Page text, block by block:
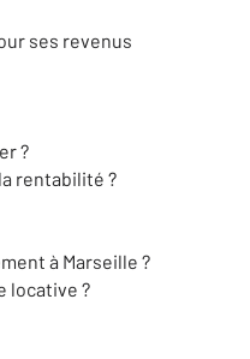
ses revenus
?
rentabilité ?
à Marseille ?
locative ?